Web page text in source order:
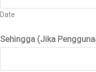
Date
Sehingga (Jika